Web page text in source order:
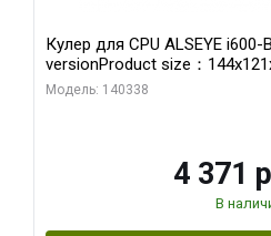
Кулер для CPU ALSEYE i600-
versionProduct size：
270WSoldering technology CD
Модель: 140338
4 371
В